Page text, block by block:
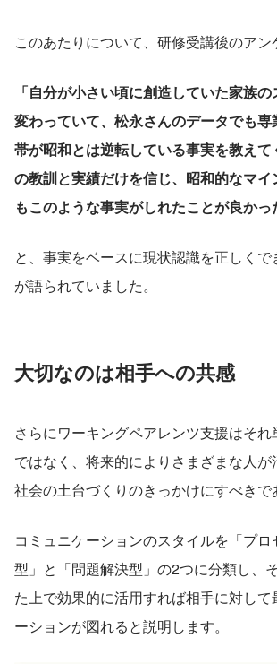
このあたりについて、研修受講後のアン
「自分が小さい頃に創造していた家族の
変わっていて、松永さんのデータでも
帯が昭和とは逆転している事実を教え
の教訓と実績だけを信じ、昭和的なマイ
もこのような事実がしれたことが良かっ
と、事実をベースに現状認識を正しく
が語られていました。
大切なのは相手への共感
さらにワーキングペアレンツ支援はそ
ではなく、将来的によりさまざまな人
社会の土台づくりのきっかけにすべきで
コミュニケーションのスタイルを「プ
型」と「問題解決型」の2つに分類し、
た上で効果的に活用すれば相手に対し
ーションが図れると説明します。